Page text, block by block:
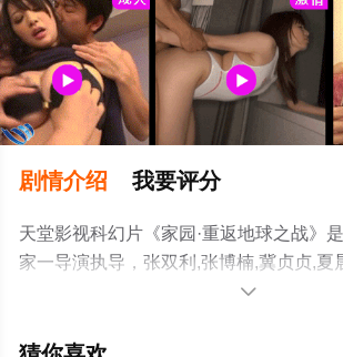
剧情介绍 我要评分
天堂影视科幻片《家园·重返地球之战》
家一导演执导，张双利,张博楠,冀贞贞,夏
彩演绎的中国大陆电影，手机免费观看高
影、电视猫或剧情网等平台了解。
